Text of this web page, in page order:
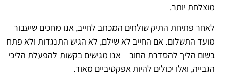
מוצלחת יותר.
לאחר פתיחת התיק שולחים המכתב לחייב, אנו מחכים שיעבור
מועד התשלום. אם החייב לא שילם, לא הגיש התנגדות ולא פתח
בשום הליך להסדרת החוב – אנו מגישים בקשות להפעלת הליכי
הגבייה, ואלו יכולים להיות אפקטיביים מאוד.